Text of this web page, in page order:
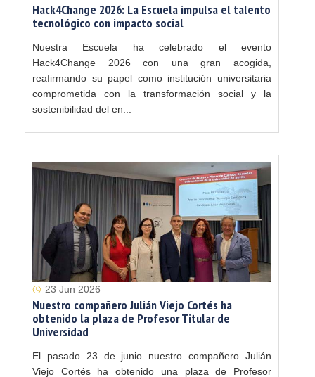
Hack4Change 2026: La Escuela impulsa el talento
tecnológico con impacto social
Nuestra Escuela ha celebrado el evento
Hack4Change 2026 con una gran acogida,
reafirmando su papel como institución universitaria
comprometida con la transformación social y la
sostenibilidad del en...
23 Jun 2026
Nuestro compañero Julián Viejo Cortés ha
obtenido la plaza de Profesor Titular de
Universidad
El pasado 23 de junio nuestro compañero Julián
Viejo Cortés ha obtenido una plaza de Profesor